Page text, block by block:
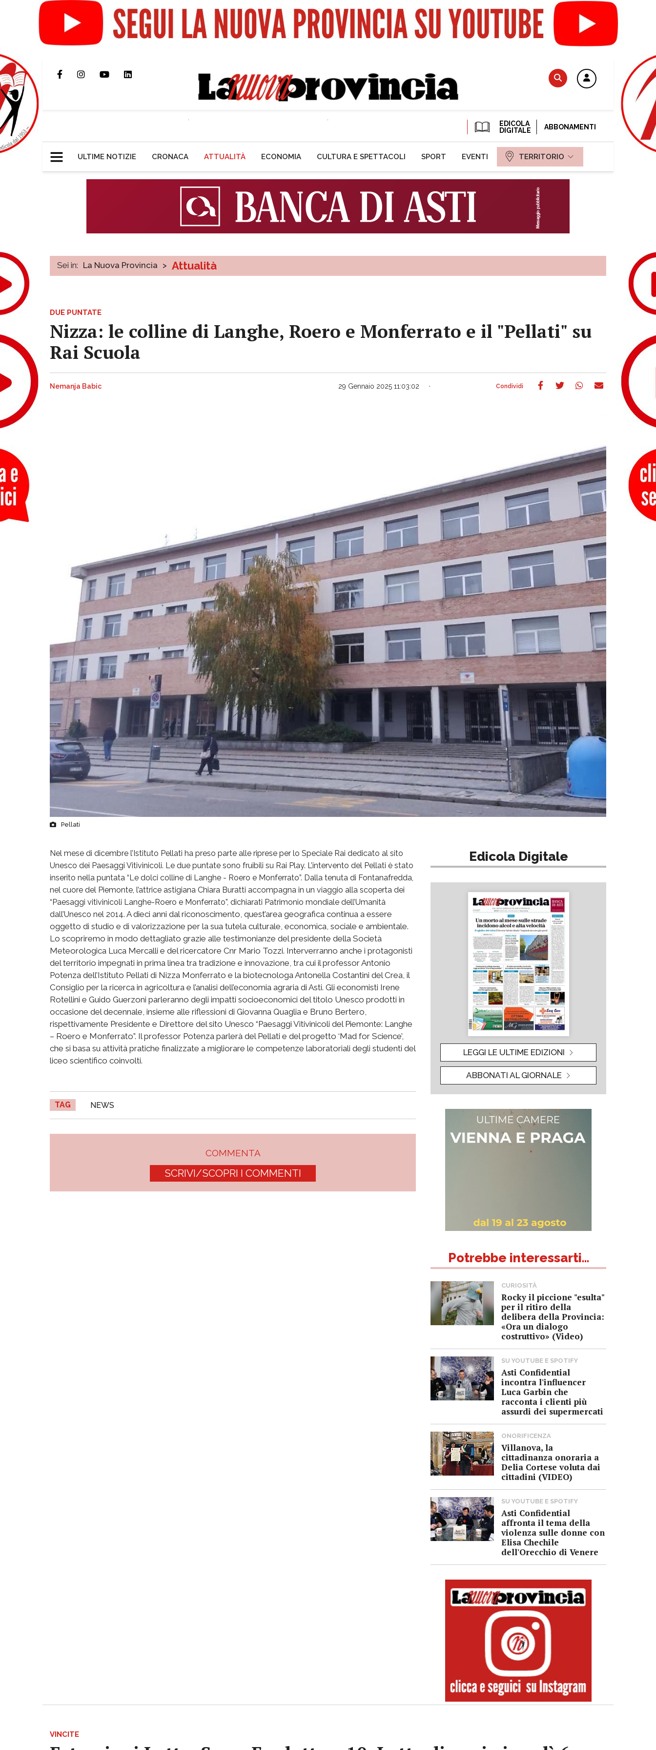
EDICOLA
DIGITALE
ABBONAMENTI
ULTIME NOTIZIE CRONACA ATTUALITÀ ECONOMIA CULTURA E SPETTACOLI SPORT EVENTI TERRITORIO
Sei in: La Nuova Provincia > Attualità
DUE PUNTATE
Nizza: le colline di Langhe, Roero e Monferrato e il "Pellati" su
Rai Scuola
Nemanja Babic 29 Gennaio 2025 11:03:02
Pellati
Nel mese di dicembre l’Istituto Pellati ha preso parte alle riprese per lo Speciale Rai dedicato al sito
Unesco dei Paesaggi Vitivinicoli. Le due puntate sono fruibili su Rai Play. L’intervento del Pellati è stato
inserito nella puntata “Le dolci colline di Langhe - Roero e Monferrato”. Dalla tenuta di Fontanafredda,
nel cuore del Piemonte, l’attrice astigiana Chiara Buratti accompagna in un viaggio alla scoperta dei
“Paesaggi vitivinicoli Langhe-Roero e Monferrato”, dichiarati Patrimonio mondiale dell’Umanità
dall’Unesco nel 2014. A dieci anni dal riconoscimento, quest’area geografica continua a essere
oggetto di studio e di valorizzazione per la sua tutela culturale, economica, sociale e ambientale.
Lo scopriremo in modo dettagliato grazie alle testimonianze del presidente della Società
Meteorologica Luca Mercalli e del ricercatore Cnr Mario Tozzi. Interverranno anche i protagonisti
del territorio impegnati in prima linea tra tradizione e innovazione, tra cui il professor Antonio
Potenza dell’Istituto Pellati di Nizza Monferrato e la biotecnologa Antonella Costantini del Crea, il
Consiglio per la ricerca in agricoltura e l’analisi dell’economia agraria di Asti. Gli economisti Irene
Rotellini e Guido Guerzoni parleranno degli impatti socioeconomici del titolo Unesco prodotti in
occasione del decennale, insieme alle riflessioni di Giovanna Quaglia e Bruno Bertero,
rispettivamente Presidente e Direttore del sito Unesco “Paesaggi Vitivinicoli del Piemonte: Langhe
– Roero e Monferrato”. Il professor Potenza parlerà del Pellati e del progetto ‘Mad for Science’,
che si basa su attività pratiche finalizzate a migliorare le competenze laboratoriali degli studenti del
liceo scientifico coinvolti.
TAG NEWS
COMMENTA
SCRIVI/SCOPRI I COMMENTI
Edicola Digitale
LEGGI LE ULTIME EDIZIONI
ABBONATI AL GIORNALE
Potrebbe interessarti...
CURIOSITÀ
Rocky il piccione "esulta"
per il ritiro della
delibera della Provincia:
«Ora un dialogo
costruttivo» (Video)
SU YOUTUBE E SPOTIFY
Asti Confidential
incontra l'influencer
Luca Garbin che
racconta i clienti più
assurdi dei supermercati
ONORIFICENZA
Villanova, la
cittadinanza onoraria a
Delia Cortese voluta dai
cittadini (VIDEO)
SU YOUTUBE E SPOTIFY
Asti Confidential
affronta il tema della
violenza sulle donne con
Elisa Chechile
dell'Orecchio di Venere
VINCITE